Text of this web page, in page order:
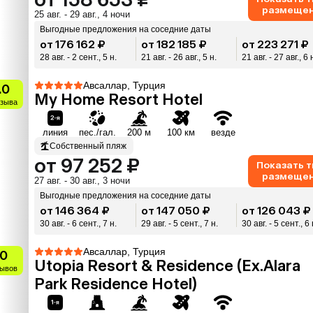
25 авг. - 29 авг., 4 ночи
Выгодные предложения на соседние даты
от 176 162 ₽
28 авг. - 2 сент., 5 н.
от 182 185 ₽
21 авг. - 26 авг., 5 н.
от 223 271 ₽
21 авг. - 27 авг., 6
Авсаллар, Турция
My Home Resort Hotel
линия пес./гал. 200 м 100 км везде
Собственный пляж
от 97 252 ₽
27 авг. - 30 авг., 3 ночи
Показать
Выгодные предложения на соседние даты
от 146 364 ₽
30 авг. - 6 сент., 7 н.
от 147 050 ₽
29 авг. - 5 сент., 7 н.
от 126 043 ₽
30 авг. - 5 сент., 6
Авсаллар, Турция
Utopia Resort & Residence (Ex.Alara
Park Residence Hotel)